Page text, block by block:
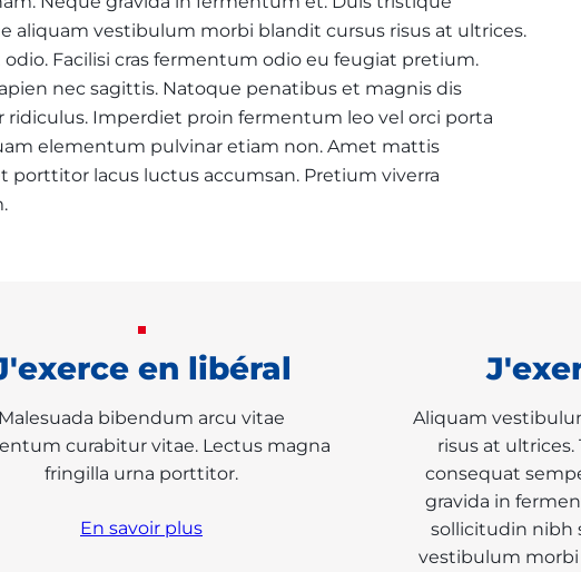
Les bulletins de l'Ordre
aliquam vestibulum morbi blandit cursus risus at ultrices.
Facilisi cras fermentum odio eu feugiat pretium.
nec sagittis. Natoque penatibus et magnis dis
Imperdiet proin fermentum leo vel orci porta
elementum pulvinar etiam non. Amet mattis
lacus luctus accumsan. Pretium viverra
en libéral
Malesuada bibendum arcu vitae
curabitur vitae. Lectus magna
fringilla urna porttitor.
En savoir plus
Aliquam
risus at
consequat
gravida in
sollicitudin nibh
vestibulum morbi